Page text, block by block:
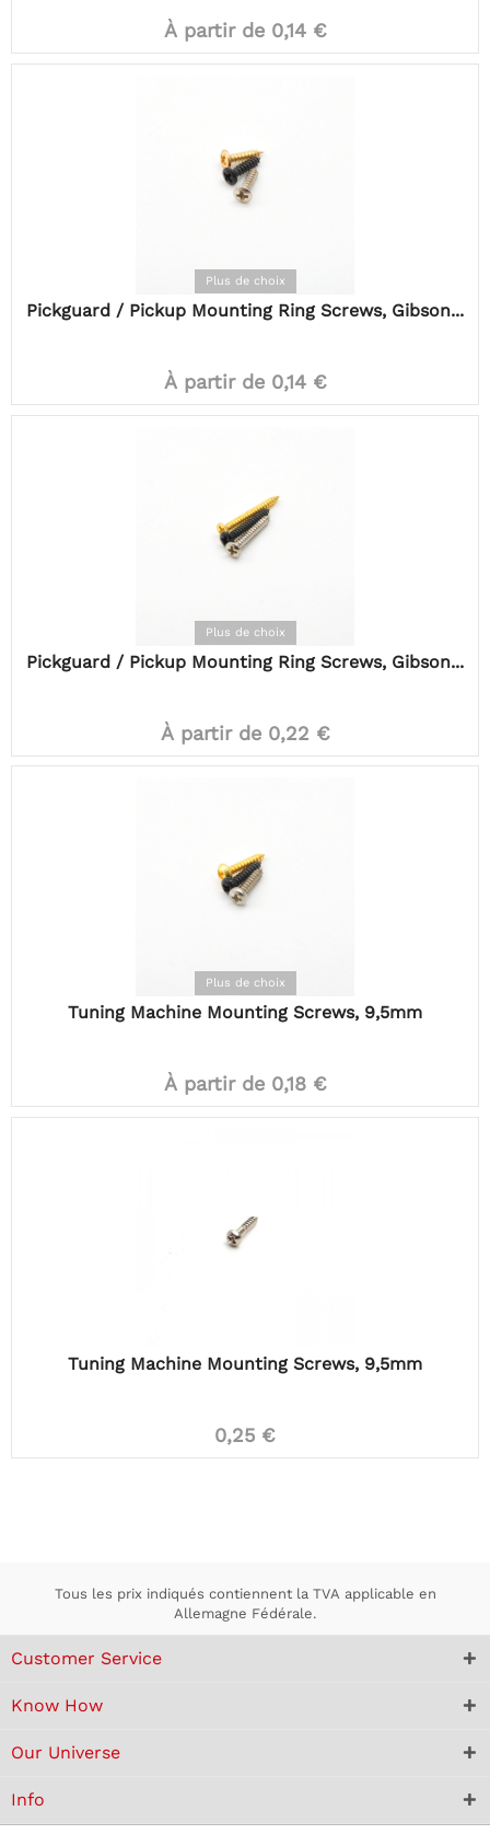
À partir de 0,14 €
Plus de choix
Pickguard / Pickup Mounting Ring Screws, Gibson...
À partir de 0,14 €
Plus de choix
Pickguard / Pickup Mounting Ring Screws, Gibson...
À partir de 0,22 €
Plus de choix
Tuning Machine Mounting Screws, 9,5mm
À partir de 0,18 €
Tuning Machine Mounting Screws, 9,5mm
0,25 €
Tous les prix indiqués contiennent la TVA applicable en
Allemagne Fédérale.
Customer Service
Know How
Our Universe
Info